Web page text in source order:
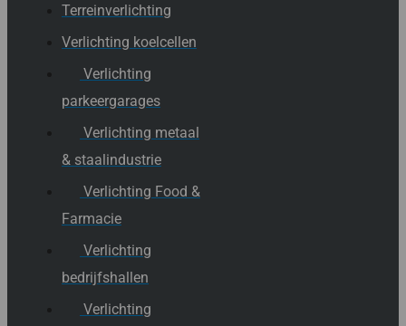
Terreinverlichting
Verlichting koelcellen
Verlichting
parkeergarages
Verlichting metaal
& staalindustrie
Verlichting Food &
Farmacie
Verlichting
bedrijfshallen
Verlichting